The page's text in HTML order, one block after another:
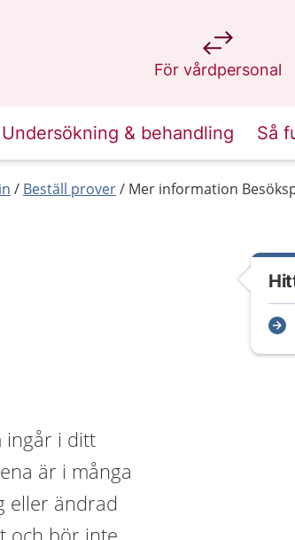
För vårdpersonal
på 1177.se
Undersökning & behandling Så
Beställ prover Mer information
ingår i ditt
är i många
eller ändrad
och bör inte